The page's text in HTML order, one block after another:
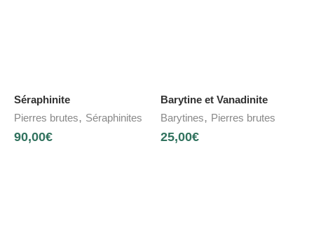
Séraphinite
Pierres brutes, Séraphinites
90,00€
Barytine et Vanadinite
Barytines, Pierres brutes
25,00€